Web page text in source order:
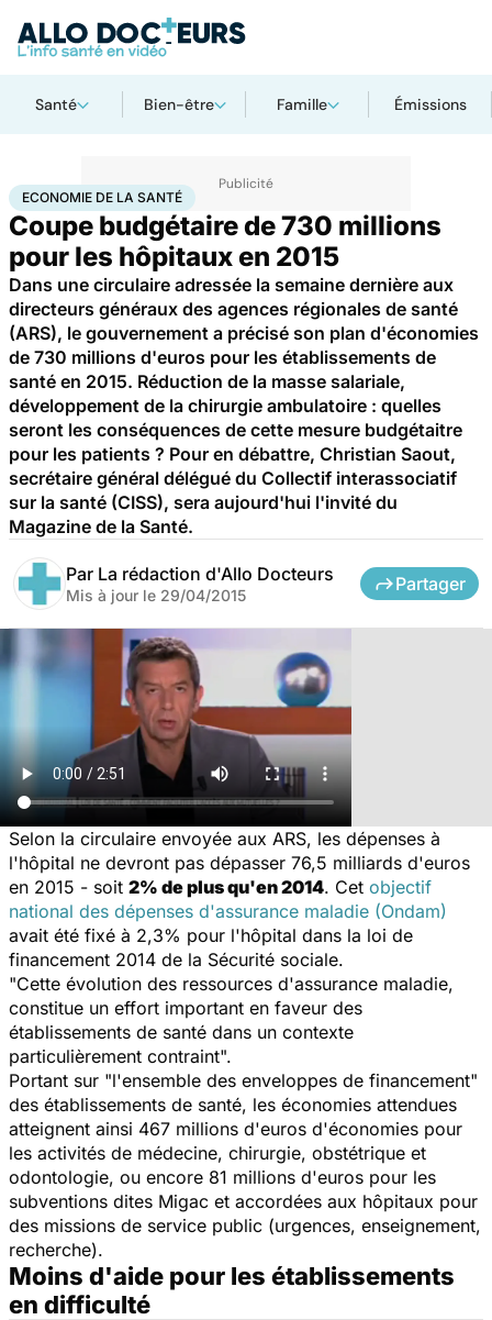
Santé Bien-être Famille Émissions
AccueilSantéSociétéÉconomie Economie de la santé
ECONOMIE DE LA SANTÉ
Coupe budgétaire de 730 millions
pour les hôpitaux en 2015
Dans une circulaire adressée la semaine dernière aux
directeurs généraux des agences régionales de santé
(ARS), le gouvernement a précisé son plan d'économies
de 730 millions d'euros pour les établissements de
santé en 2015. Réduction de la masse salariale,
développement de la chirurgie ambulatoire : quelles
seront les conséquences de cette mesure budgétaitre
pour les patients ? Pour en débattre, Christian Saout,
secrétaire général délégué du Collectif interassociatif
sur la santé (CISS), sera aujourd'hui l'invité du
Magazine de la Santé.
Par La rédaction d'Allo Docteurs
Mis à jour le 29/04/2015
Partager
Selon la circulaire envoyée aux ARS, les dépenses à
l'hôpital ne devront pas dépasser 76,5 milliards d'euros
en 2015 - soit 2% de plus qu'en 2014. Cet objectif
national des dépenses d'assurance maladie (Ondam)
avait été fixé à 2,3% pour l'hôpital dans la loi de
financement 2014 de la Sécurité sociale.
"Cette évolution des ressources d'assurance maladie,
constitue un effort important en faveur des
établissements de santé dans un contexte
particulièrement contraint".
Portant sur "l'ensemble des enveloppes de financement"
des établissements de santé, les économies attendues
atteignent ainsi 467 millions d'euros d'économies pour
les activités de médecine, chirurgie, obstétrique et
odontologie, ou encore 81 millions d'euros pour les
subventions dites Migac et accordées aux hôpitaux pour
des missions de service public (urgences, enseignement,
recherche).
Moins d'aide pour les établissements
en difficulté